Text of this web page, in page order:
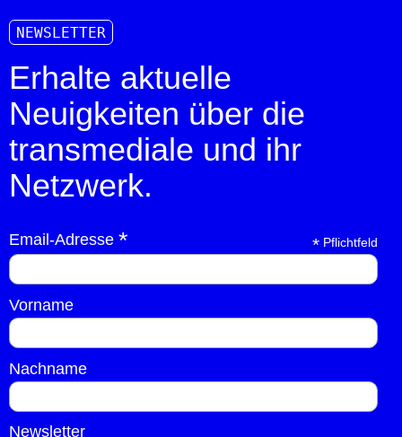
NEWSLETTER
Erhalte aktuelle
Neuigkeiten über die
transmediale und ihr
Netzwerk.
*Pflichtfeld
Email-Adresse *
Vorname
Nachname
Newsletter